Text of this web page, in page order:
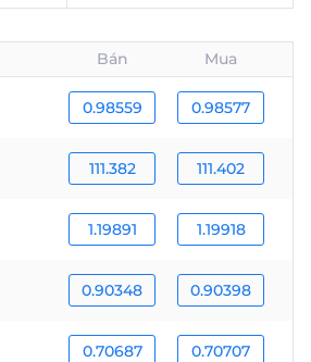
Trader
Bán Mua
0.98559 0.98577
111.382 111.402
1.19891 1.19918
0.90348 0.90398
0.70687 0.70707